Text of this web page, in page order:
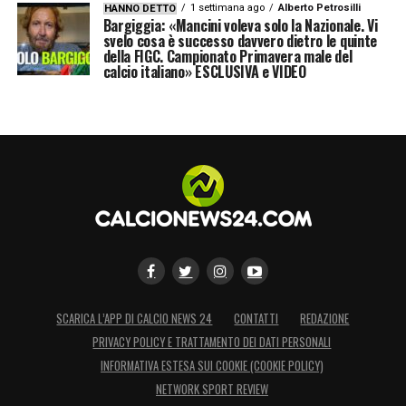
dare al calcio quello che è del calcio:
avessimo una quota parte delle
scommesse, non chiederemmo altro
HANNO DETTO 1 settimana ago Alberto Petrosilli
Bargiggia: «Mancini voleva solo la Nazionale. Vi
svelo cosa è successo davvero dietro le quinte
della FIGC. Campionato Primavera male del
calcio italiano» ESCLUSIVA e VIDEO
SCARICA L’APP DI CALCIO NEWS 24 CONTATTI
REDAZIONE
PRIVACY POLICY E TRATTAMENTO DEI DATI PERSONALI
INFORMATIVA ESTESA SUI COOKIE (COOKIE POLICY)
NETWORK SPORT REVIEW